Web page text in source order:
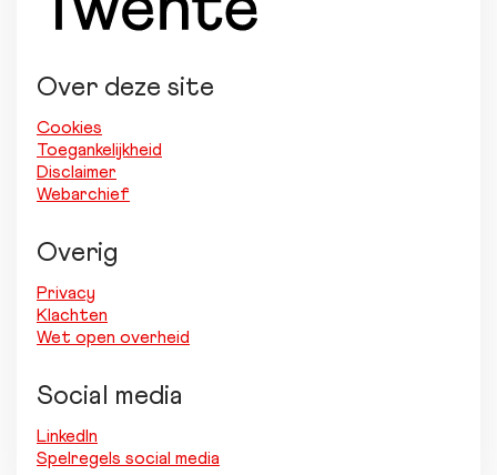
Over deze site
Cookies
Toegankelijkheid
Disclaimer
Webarchief
Overig
Privacy
Klachten
Wet open overheid
Social media
LinkedIn
Spelregels social media